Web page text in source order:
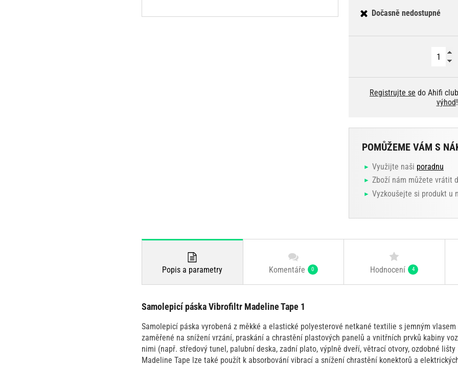
Dočasně nedostupné
Registrujte se do Ahifi
výhod!
POMŮŽEME VÁM S
Využijte naši poradnu
Zboží nám můžete vrátit
Vyzkoušejte si produkt u
Popis a parametry Komentáře 0 Hodnocení 4
Samolepicí páska Vibrofiltr Madeline Tape 1
Samolepicí páska vyrobená z měkké a elastické polyesterové netkané textilie s jemným
zaměřené na snížení vrzání, praskání a chrastění plastových panelů a vnitřních prvků kabiny
nimi (např. středový tunel, palubní deska, zadní plato, výplně dveří, větrací otvory, ozdobné
Madeline Tape lze také použít k absorbování vibrací a snížení chrastění konektorů a